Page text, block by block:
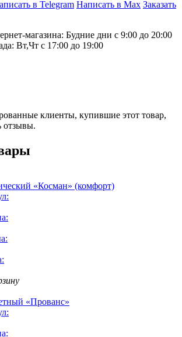
в Telegram Написать в Max Заказать
магазина: Будние дни с 9:00 до 20:00
Вт,Чт с 17:00 до 19:00
клиенты, купившие этот товар,
отзывы.
«Косман» (комфорт)
«Прованс»